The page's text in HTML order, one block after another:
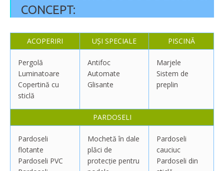
CONCEPT:
ACOPERIRI UȘI SPECIALE PISCINĂ
Pergolă
Luminatoare
Copertină cu
sticlă
Antifoc
Automate
Glisante
Marjele
Sistem de
preplin
PARDOSELI
Pardoseli
flotante
Pardoseli PVC
Mochetă în dale
plăci de
protecție pentru
Pardoseli
cauciuc
Pardoseli din